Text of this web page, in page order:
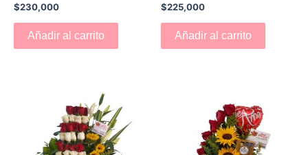
$230,000
Añadir al carrito
$225,000
Añadir al carrito